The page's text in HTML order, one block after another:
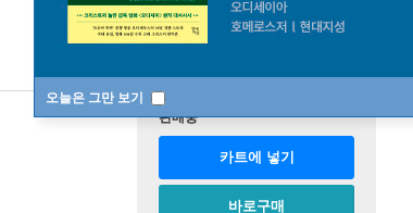
오늘은 그만 보기
판매중
카트에 넣기
바로구매